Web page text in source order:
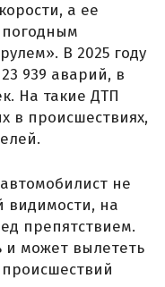
а ее
В 2025 году
939 аварий, в
На такие ДТП
в происшествиях,
не
видимости, на
препятствием.
и может вылететь